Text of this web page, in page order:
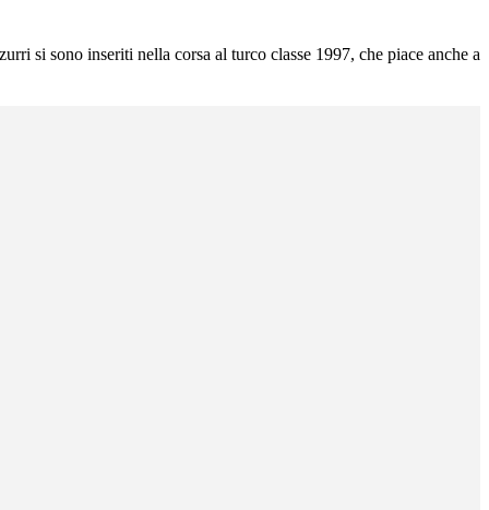
si sono inseriti nella corsa al turco classe 1997, che piace anche a